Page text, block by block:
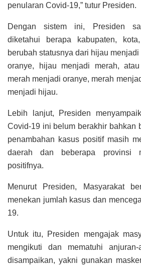
penularan Covid-19,” tutur Presiden.
Dengan sistem ini, Presiden
diketahui berapa kabupaten,
berubah statusnya dari hijau
oranye, hijau menjadi merah,
merah menjadi oranye, merah
menjadi hijau.
Lebih lanjut, Presiden
Covid-19 ini belum berakhir bahkan
penambahan kasus positif masih
daerah dan beberapa provinsi
positifnya.
Menurut Presiden, Masyarakat
menekan jumlah kasus dan
19.
Untuk itu, Presiden mengajak
mengikuti dan mematuhi
disampaikan, yakni gunakan